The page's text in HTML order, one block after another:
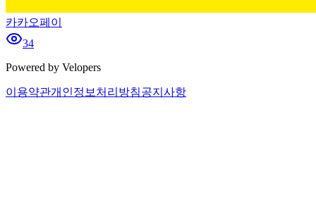
카카오페이
34
Powered by Velopers
이용약관개인정보처리방침공지사항